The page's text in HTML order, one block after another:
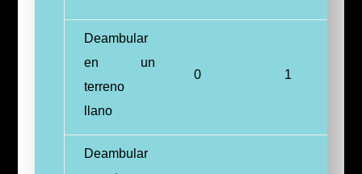
Deambular
en un
terreno
llano
0 1
Deambular